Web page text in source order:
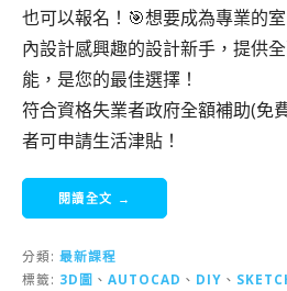
也可以報名！🎯想要成為專業的
內設計感興趣的設計新手，提供
能，是您的最佳選擇！
符合資格失業者政府全額補助(免
者可申請生活津貼！
閱讀全文 →
分類: 最新課程
標籤: 3D圖 、 AUTOCAD 、 DIY 、